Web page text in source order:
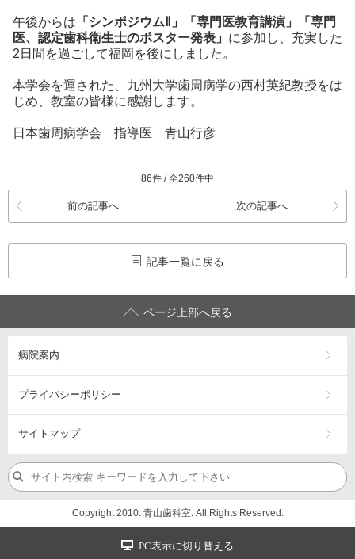
午後からは 「シンポジウムⅡ」「専門医教育講演」「専門
医、認定歯科衛生士のポスター発表」 に参加し、充実した
2日間を過ごして福岡を後にしました。
本学会を運された、九州大学歯周病学の西村英紀教授をは
じめ、教室の皆様に感謝します。
日本歯周病学会 指導医 青山行彦
86件 / 全260件中
前の記事へ 次の記事へ
記事一覧に戻る
ページ上部へ戻る
病院案内
プライバシーポリシー
サイトマップ
Copyright 2010. 青山歯科室. All Rights Reserved.
PC表示に切り替える